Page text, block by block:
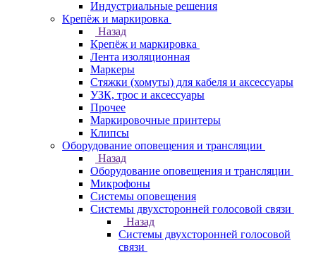
Индустриальные решения
Крепёж и маркировка
Назад
Крепёж и маркировка
Лента изоляционная
Маркеры
Стяжки (хомуты) для кабеля и аксессуары
УЗК, трос и аксессуары
Прочее
Маркировочные принтеры
Клипсы
Оборудование оповещения и трансляции
Назад
Оборудование оповещения и трансляции
Микрофоны
Системы оповещения
Системы двухсторонней голосовой связи
Назад
Системы двухсторонней голосовой
связи